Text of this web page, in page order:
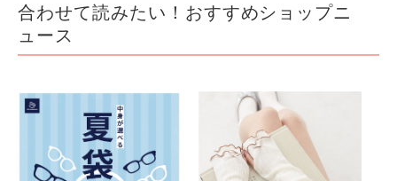
合わせて読みたい！おすすめショップニ
ュース